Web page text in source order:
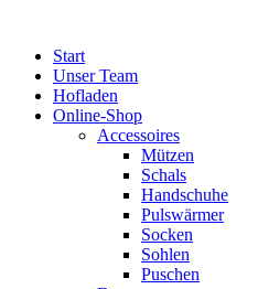
springenStart
Unser Team
Hofladen
Online-Shop
Accessoires
Mützen
Schals
Handschuhe
Pulswärmer
Socken
Sohlen
Puschen